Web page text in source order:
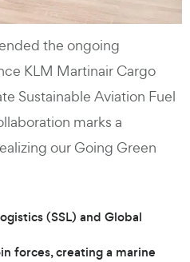
the ongoing
KLM Martinair Cargo
Sustainable Aviation Fuel
marks a
our Going Green
(SSL) and Global
forces, creating a marine